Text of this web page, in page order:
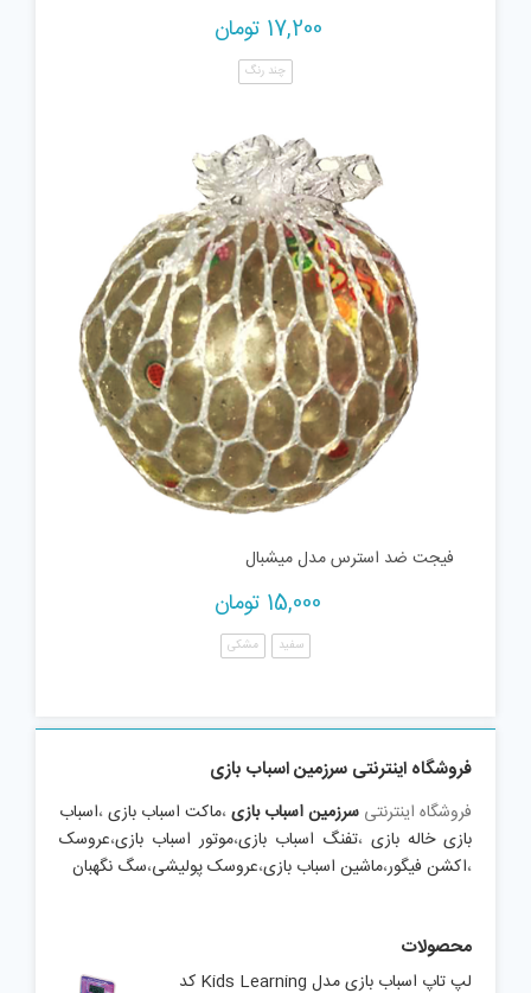
17,200 تومان
چند رنگ
فیجت ضد استرس مدل میشبال
15,000 تومان
سفید مشکی
فروشگاه اینترنتی سرزمین اسباب بازی
فروشگاه اینترنتی سرزمین اسباب بازی،ماکت اسباب بازی،اسباب
بازی خاله بازی ،تفنگ اسباب بازی،موتور اسباب بازی،عروسک
،اکشن فیگور،ماشین اسباب بازی،عروسک پولیشی،سگ نگهبان
محصولات
لپ تاپ اسباب بازی مدل Kids Learning کد